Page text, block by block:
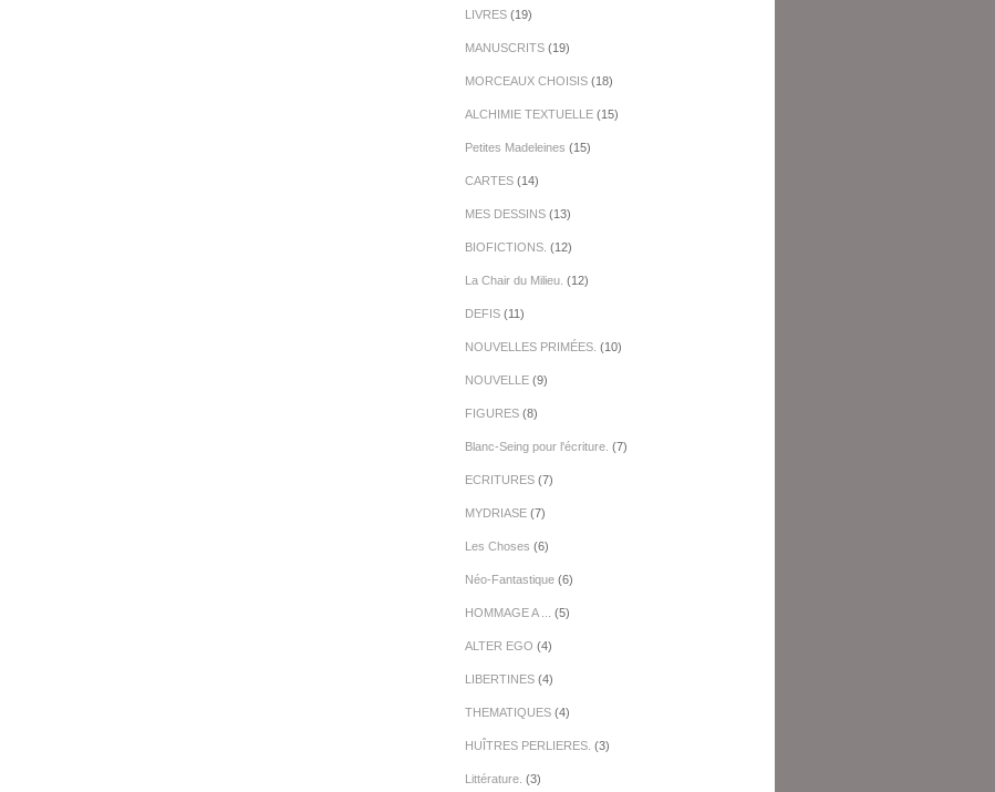
LIVRES(19)
MANUSCRITS(19)
MORCEAUX CHOISIS(18)
ALCHIMIE TEXTUELLE(15)
Petites Madeleines (15)
CARTES(14)
MES DESSINS(13)
BIOFICTIONS. (12)
La Chair du Milieu. (12)
DEFIS(11)
NOUVELLES PRIMÉES. (10)
NOUVELLE(9)
FIGURES(8)
Blanc-Seing pour l'écriture. (7)
ECRITURES(7)
MYDRIASE(7)
Les Choses (6)
Néo-Fantastique(6)
HOMMAGE A ... (5)
ALTER EGO (4)
LIBERTINES(4)
THEMATIQUES(4)
HUÎTRES PERLIERES. (3)
Littérature. (3)